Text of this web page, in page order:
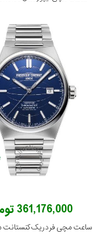
361,176,000 تومان